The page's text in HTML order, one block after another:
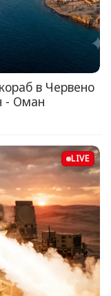
в Червено
- Оман
LIVE